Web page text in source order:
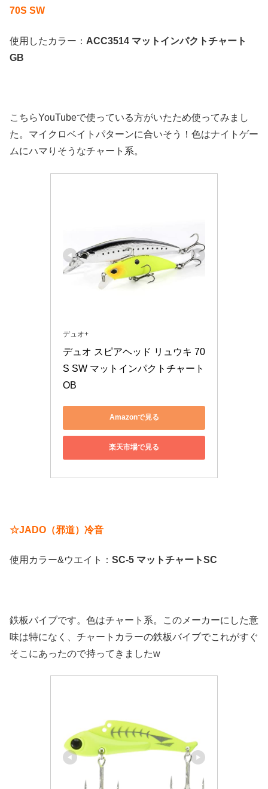
70S SW
使用したカラー： ACC3514 マットインパクトチャート
GB
こちらYouTubeで使っている方がいたため使ってみまし
た。マイクロベイトパターンに合いそう！色はナイトゲー
ムにハマりそうなチャート系。
デュオ+
デュオ スピアヘッド リュウキ 70
S SW マットインパクトチャート
OB
Amazonで見る
楽天市場で見る
☆JADO（邪道）冷音
使用カラー&ウエイト： SC-5 マットチャートSC
鉄板バイブです。色はチャート系。このメーカーにした意
味は特になく、チャートカラーの鉄板バイブでこれがすぐ
そこにあったので持ってきましたw